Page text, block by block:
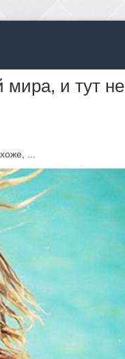
мира, и тут не
...